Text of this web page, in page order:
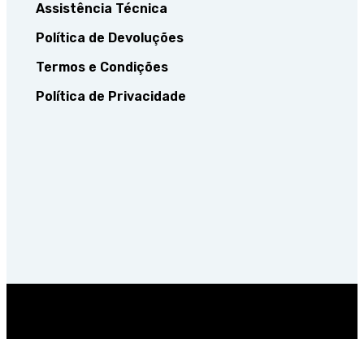
Assistência Técnica
Política de Devoluções
Termos e Condições
Política de Privacidade